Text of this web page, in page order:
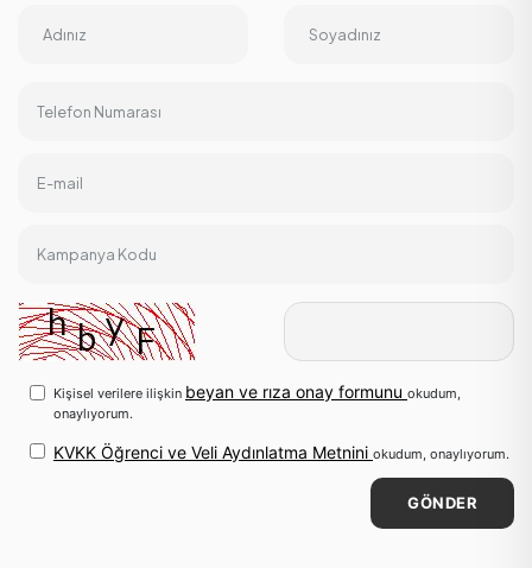
Adınız Soyadınız
Telefon Numarası
E-mail
Kampanya Kodu
Kişisel verilere ilişkin beyan ve rıza onay formunu okudum,
onaylıyorum.
KVKK Öğrenci ve Veli Aydınlatma Metnini okudum, onaylıyorum.
GÖNDER